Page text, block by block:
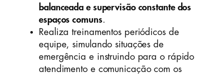
balanceada e supervisão constante dos
espaços comuns.
Realiza treinamentos periódicos de
equipe, simulando situações de
emergência e instruindo para o rápido
atendimento e comunicação com os